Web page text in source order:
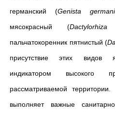
германский (Genista
мясокрасный (
пальчатокоренник пятнистый (
присутствие этих видов
индикатором высокого
рассматриваемой
выполняет важные